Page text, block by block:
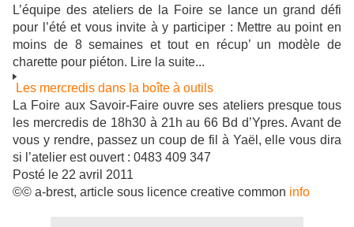
L’équipe des ateliers de la Foire se lance un grand défi
pour l’été et vous invite à y participer : Mettre au point en
moins de 8 semaines et tout en récup’ un modèle de
charette pour piéton. Lire la suite...
Les mercredis dans la boîte à outils
La Foire aux Savoir-Faire ouvre ses ateliers presque tous
les mercredis de 18h30 à 21h au 66 Bd d’Ypres. Avant de
vous y rendre, passez un coup de fil à Yaël, elle vous dira
si l’atelier est ouvert : 0483 409 347
Posté le 22 avril 2011
©© a-brest, article sous licence creative common info